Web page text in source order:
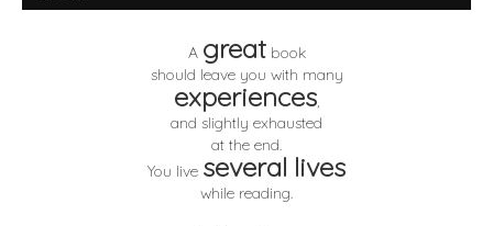
A greatbook
should leave you with many
experiences,
and slightly exhausted
at the end.
You live several lives
while reading.